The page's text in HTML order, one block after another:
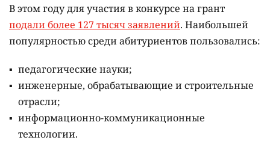
В этом году для участия в конкурсе на грант
подали более 127 тысяч заявлений. Наибольшей
популярностью среди абитуриентов пользовались:
педагогические науки;
инженерные, обрабатывающие и строительные
отрасли;
информационно-коммуникационные
технологии.